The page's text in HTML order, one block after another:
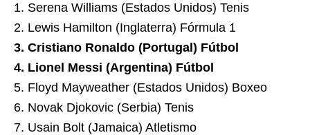
1. Serena Williams (Estados Unidos) Tenis
2. Lewis Hamilton (Inglaterra) Fórmula 1
3. Cristiano Ronaldo (Portugal) Fútbol
4. Lionel Messi (Argentina) Fútbol
5. Floyd Mayweather (Estados Unidos) Boxeo
6. Novak Djokovic (Serbia) Tenis
7. Usain Bolt (Jamaica) Atletismo